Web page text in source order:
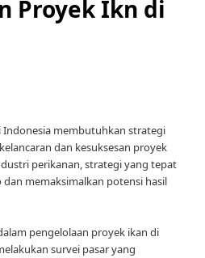
Proyek Ikn di
Indonesia membutuhkan strategi
dan kesuksesan proyek
perikanan, strategi yang tepat
memaksimalkan potensi hasil
pengelolaan proyek ikan di
survei pasar yang